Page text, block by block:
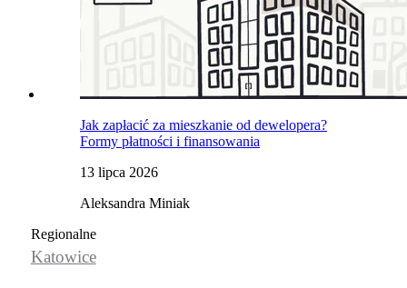
Jak zapłacić za mieszkanie od dewelopera?
Formy płatności i finansowania
13 lipca 2026
Aleksandra Miniak
Regionalne
Katowice